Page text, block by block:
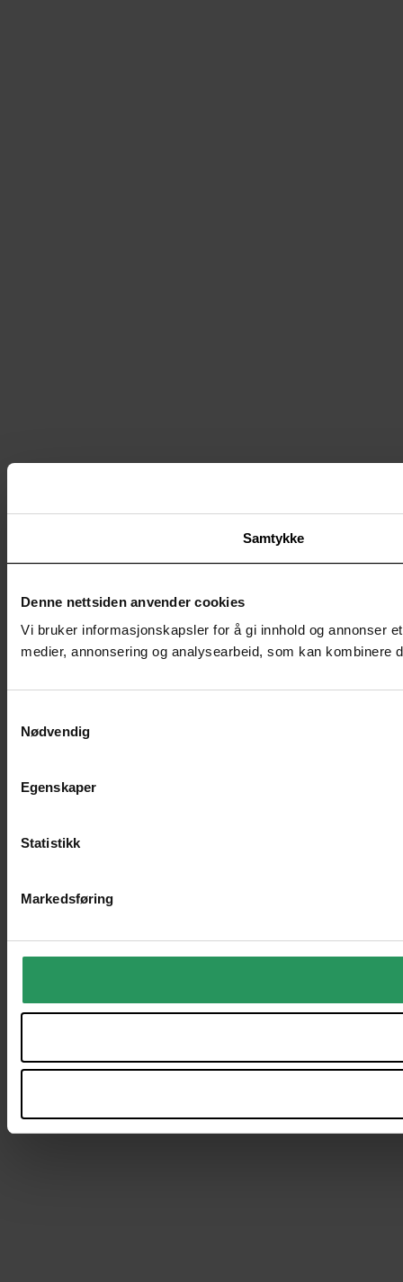
Samtykke
Denne nettsiden anvender cookies
Vi bruker informasjonskapsler for å gi innhold og annonser
medier, annonsering og analysearbeid, som kan
Nødvendig
Egenskaper
Statistikk
Markedsføring